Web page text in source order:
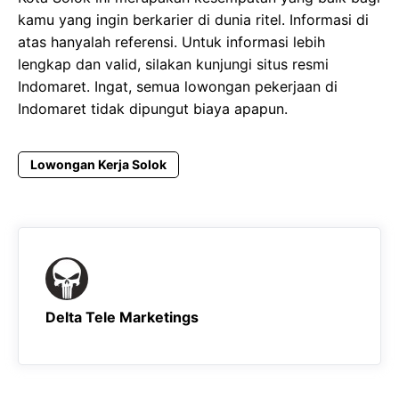
kamu yang ingin berkarier di dunia ritel. Informasi di
atas hanyalah referensi. Untuk informasi lebih
lengkap dan valid, silakan kunjungi situs resmi
Indomaret. Ingat, semua lowongan pekerjaan di
Indomaret tidak dipungut biaya apapun.
Lowongan Kerja Solok
Delta Tele Marketings